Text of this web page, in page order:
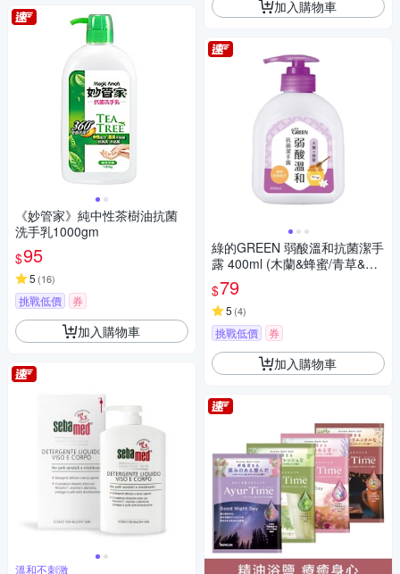
《妙管家》純中性茶樹油抗菌
洗手乳1000gm
$95
5 (16)
挑戰低價 券
加入購物車
溫和不刺激
加入購物車
綠的GREEN 弱酸溫和抗菌潔手
露 400ml (木蘭&蜂蜜/青草&檸
檬草/茉莉&檸檬)
$79
5 (4)
挑戰低價 券
加入購物車